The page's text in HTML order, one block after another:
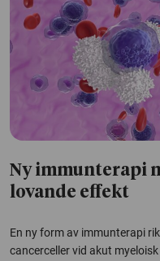
Ny immunterapi
lovande effekt
En ny form av immunterapi
cancerceller vid akut